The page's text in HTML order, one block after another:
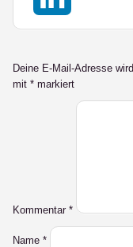
Deine E-Mail-Adresse
mit * markiert
Kommentar *
Name *